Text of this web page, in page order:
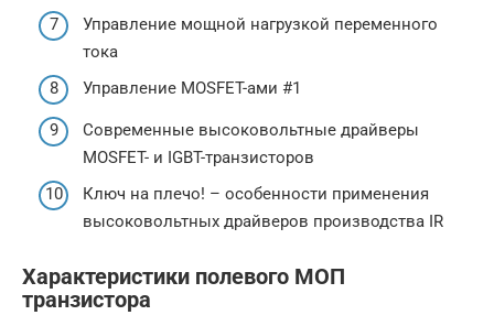
Управление мощной нагрузкой переменного
тока
Управление MOSFET-ами #1
Современные высоковольтные драйверы
MOSFET- и IGBT-транзисторов
Ключ на плечо! – особенности применения
высоковольтных драйверов производства IR
Характеристики полевого МОП
транзистора